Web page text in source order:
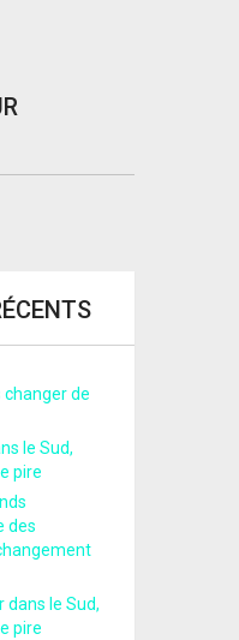
de
le Sud,
pire
des
dans le Sud,
pire